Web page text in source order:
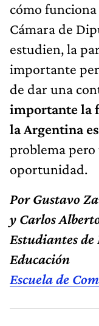
cómo
Cámara de
estudien, la
importante
de dar una
importante la
la Argentina
problema
oportunidad.
Por Gustavo
y Carlos
Estudiantes
Educación
Escuela de